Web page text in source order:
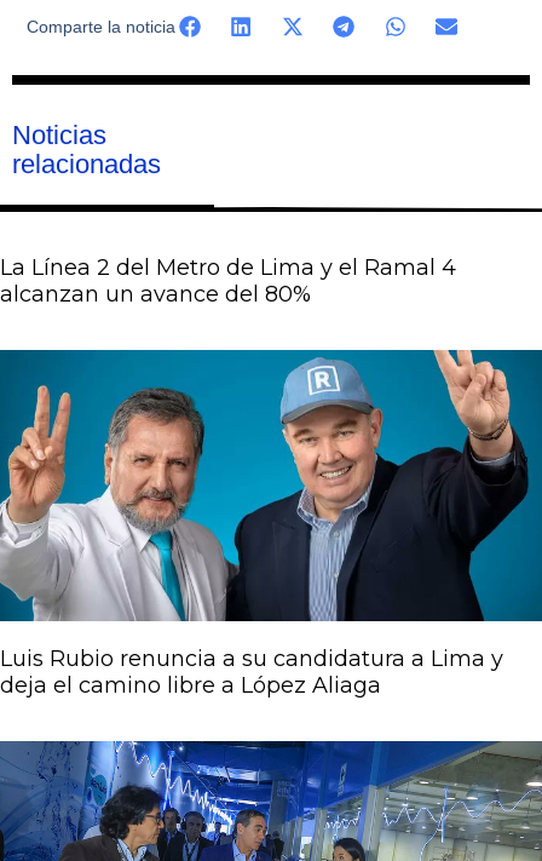
Comparte la noticia
Noticias
relacionadas
La Línea 2 del Metro de Lima y el Ramal 4
alcanzan un avance del 80%
Luis Rubio renuncia a su candidatura a Lima y
deja el camino libre a López Aliaga
Página
Página
Página
Página
Página